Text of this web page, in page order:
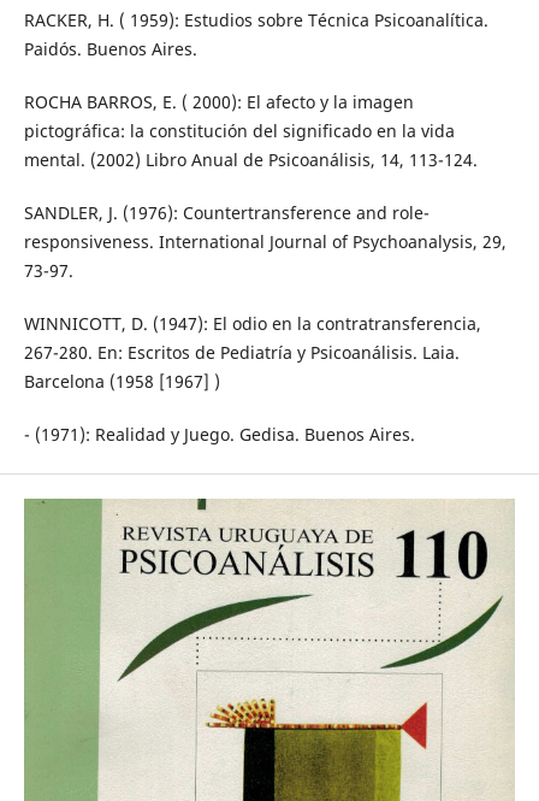
RACKER, H. ( 1959): Estudios sobre Técnica Psicoanalítica.
Paidós. Buenos Aires.
ROCHA BARROS, E. ( 2000): El afecto y la imagen
pictográfica: la constitución del significado en la vida
mental. (2002) Libro Anual de Psicoanálisis, 14, 113-124.
SANDLER, J. (1976): Countertransference and role-
responsiveness. International Journal of Psychoanalysis, 29,
73-97.
WINNICOTT, D. (1947): El odio en la contratransferencia,
267-280. En: Escritos de Pediatría y Psicoanálisis. Laia.
Barcelona (1958 [1967] )
- (1971): Realidad y Juego. Gedisa. Buenos Aires.